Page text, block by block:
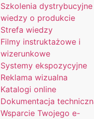
Szkolenia
wiedzy o produkcie
Strefa wiedzy
Filmy instruktażowe i
wizerunkowe
Systemy ekspozycyjne
Reklama wizualna
Katalogi online
Dokumentacja
Wsparcie Twojego e-